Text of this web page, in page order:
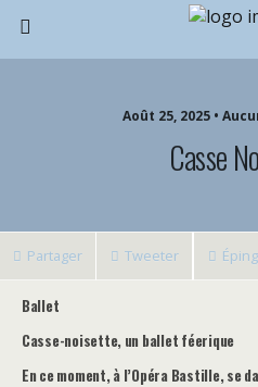
Août 25, 2025 •
Casse
Partager Tweeter
Ballet
Casse-noisette, un ballet féerique
En ce moment, à l’Opéra Bastille, se